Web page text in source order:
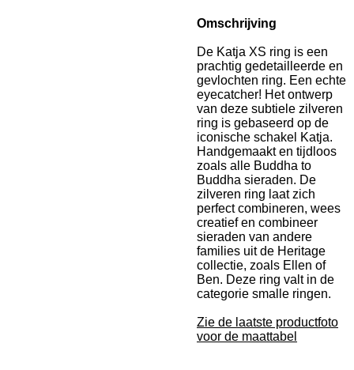
Omschrijving
De Katja XS ring is een
prachtig gedetailleerde en
gevlochten ring. Een echte
eyecatcher! Het ontwerp
van deze subtiele zilveren
ring is gebaseerd op de
iconische schakel Katja.
Handgemaakt en tijdloos
zoals alle Buddha to
Buddha sieraden. De
zilveren ring laat zich
perfect combineren, wees
creatief en combineer
sieraden van andere
families uit de Heritage
collectie, zoals Ellen of
Ben. Deze ring valt in de
categorie smalle ringen.
Zie de laatste productfoto
voor de maattabel